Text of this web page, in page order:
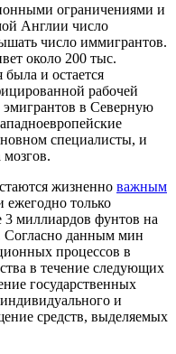
ограничениями и
Англии число
число иммигрантов.
около 200 тыс.
и остается
рабочей
в Северную
специалисты, и
мозгов.
жизненно важным
ежегодно только
3 миллиардов фунтов на
Согласно данным мин
процессов в
в течение следующих
государственных
и
средств, выделяемых